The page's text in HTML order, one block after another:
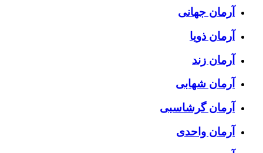
آرمان جهانی
آرمان ذویا
آرمان زند
آرمان شهابی
آرمان گرشاسبی
آرمان واحدی